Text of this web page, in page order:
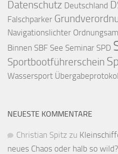
Datenschutz Deutschland
Falschparker
Navigationslichter
Binnen SBF See Seminar SPD
Sportbootführerschein
Wassersport
NEUESTE KOMMENTARE
Christian Spitz zu
neues Chaos oder halb so wild?